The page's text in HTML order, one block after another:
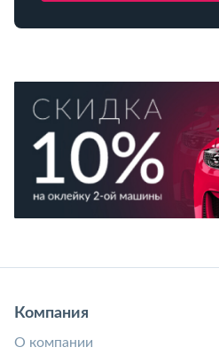
Компания
О компании